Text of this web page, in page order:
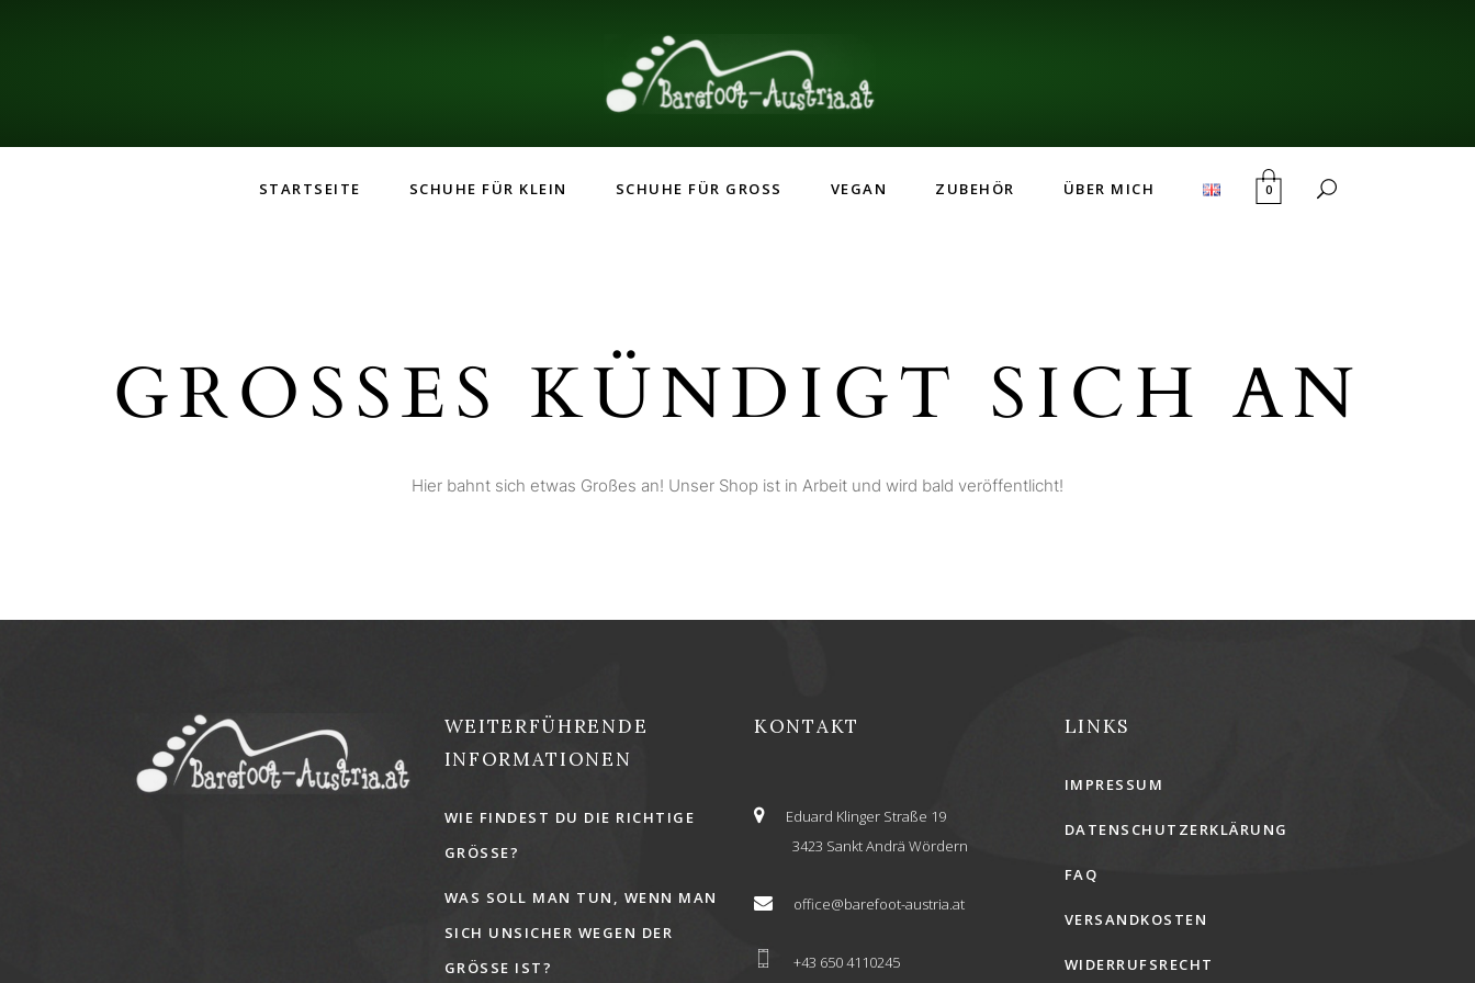
STARTSEITE SCHUHE FÜR KLEIN SCHUHE FÜR GROSS VEGAN ZUBEHÖR ÜBER MICH 0
GROSSES KÜNDIGT SICH AN
Hier bahnt sich etwas Großes an! Unser Shop ist in Arbeit und wird bald veröffentlicht!
WEITERFÜHRENDE
INFORMATIONEN
WIE FINDEST DU DIE RICHTIGE
GRÖSSE?
WAS SOLL MAN TUN, WENN MAN
SICH UNSICHER WEGEN DER
GRÖSSE IST?
KONTAKT
Eduard Klinger Straße 19
3423 Sankt Andrä Wördern
office@barefoot-austria.at
+43 650 4110245
LINKS
IMPRESSUM
DATENSCHUTZERKLÄRUNG
FAQ
VERSANDKOSTEN
WIDERRUFSRECHT